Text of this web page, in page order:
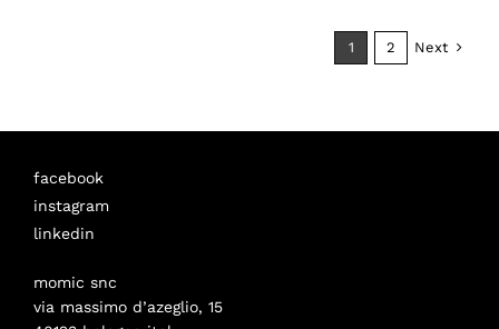
1 2 Next
facebook
instagram
linkedin
momic snc
via massimo d’azeglio, 15